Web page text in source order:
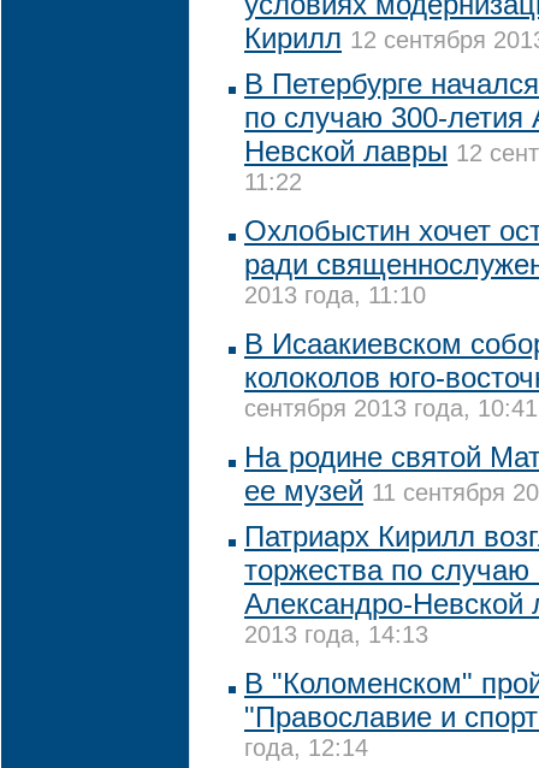
Кирилл 12 сентября
В Петербурге
по случаю 300-летия
Невской лавры 12
11:22
Охлобыстин хочет
ради
2013 года, 11:10
В Исаакиевском
колоколов юго-
сентября 2013 года, 10:41
На родине святой
ее музей 11 сентября
Патриарх Кирилл
торжества по случаю
Александро-Невской
2013 года, 14:13
В "Коломенском"
"Православие и
года, 12:14